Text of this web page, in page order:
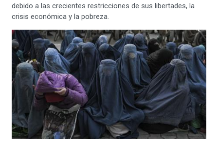
debido a las crecientes restricciones de sus libertades, la
crisis económica y la pobreza.